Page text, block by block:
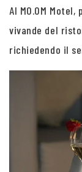
Al MO.OM
vivande del
richiedendo il